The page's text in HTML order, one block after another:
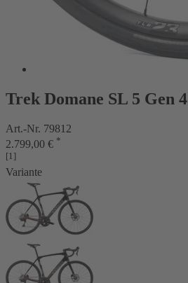
Trek Domane SL 5 Gen 4
Art.-Nr. 79812
2.799,00 € *
[1]
Variante